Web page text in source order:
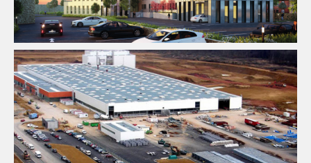
Fluides Industrie Ingenierie TCE Pilotage D'opération /
MOEX Structure VRD